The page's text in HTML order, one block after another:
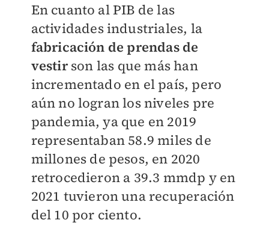
En cuanto al PIB de las
actividades industriales, la
fabricación de prendas de
vestirson las que más han
incrementado en el país, pero
aún no logran los niveles pre
pandemia, ya que en 2019
representaban 58.9 miles de
millones de pesos, en 2020
retrocedieron a 39.3 mmdp y en
2021 tuvieron una recuperación
del 10 por ciento.